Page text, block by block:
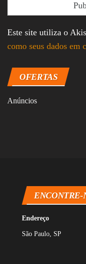
Este site utiliza o
como seus dados em
OFERTAS
Anúncios
ENCONTRE-
Endereço
São Paulo, SP